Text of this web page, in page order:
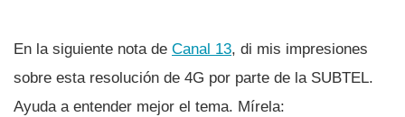
En la siguiente nota de Canal 13, di mis impresiones
sobre esta resolución de 4G por parte de la SUBTEL.
Ayuda a entender mejor el tema. Mí­rela: